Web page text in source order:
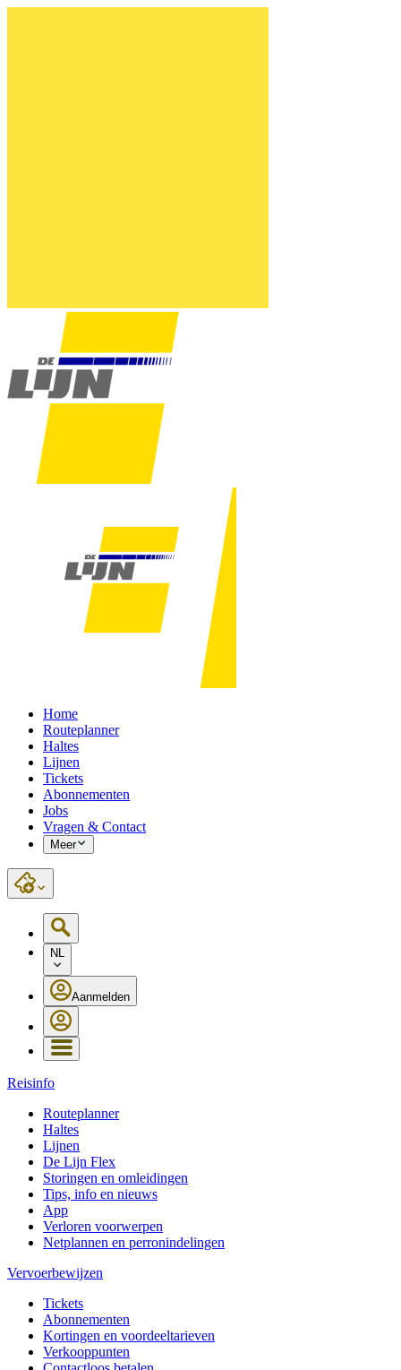
Home
Routeplanner
Haltes
Lijnen
Tickets
Abonnementen
Jobs
Vragen & Contact
Meer
NL
Aanmelden
Reisinfo
Routeplanner
Haltes
Lijnen
De Lijn Flex
Storingen en omleidingen
Tips, info en nieuws
App
Verloren voorwerpen
Netplannen en perronindelingen
Vervoerbewijzen
Tickets
Abonnementen
Kortingen en voordeeltarieven
Verkooppunten